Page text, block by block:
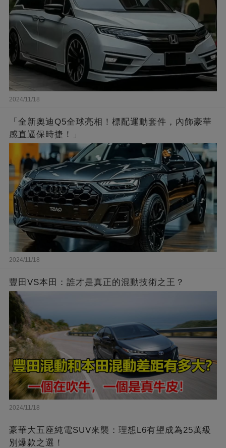
2024/11/18
「全新奧迪Q5全球亮相！標配運動套件，內飾豪華
感直逼保時捷！」
2024/11/18
豐田VS本田：誰才是真正的混動技術之王？
2024/11/18
豪華大五座純電SUV來襲：理想L6有望成為25萬級
別爆款之選！